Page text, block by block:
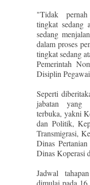
"Tidak
tingkat sedang
sedang
dalam proses
tingkat sedang
Pemerintah
Disiplin
Seperti
jabatan yang
terbuka,yakni
dan Politik,
Transmigrasi,
Dinas
Dinas Koperasi
Jadwal
dimulai pada